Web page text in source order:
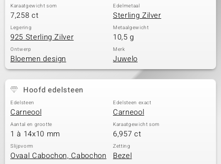
Karaatgewicht som
7,258 ct
Edelmetaal
Sterling Zilver
Legering
925 Sterling Zilver
Metaalgewicht
10,5 g
Ontwerp
Bloemen design
Merk
Juwelo
Hoofd edelsteen
Edelsteen
Carneool
Edelsteen exact
Carneool
Aantal en grootte
1 à 14x10 mm
Karaatgewicht som
6,957 ct
Slijpvorm
Ovaal Cabochon, Cabochon
Zetting
Bezel